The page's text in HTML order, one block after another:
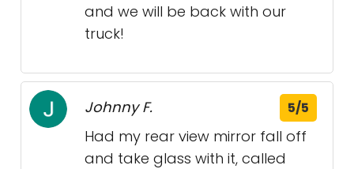
and we will be back with our
truck!
Johnny F. 5/5
Had my rear view mirror fall off
and take glass with it, called